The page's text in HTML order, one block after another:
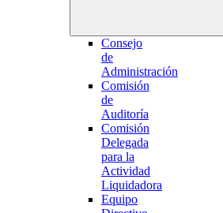
Consejo
de
Administración
Comisión
de
Auditoría
Comisión
Delegada
para la
Actividad
Liquidadora
Equipo